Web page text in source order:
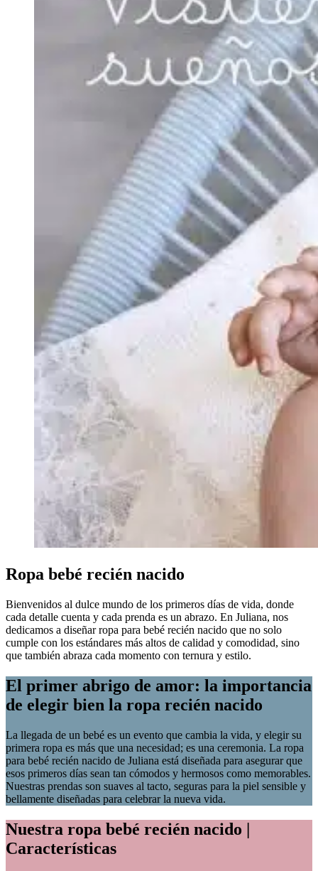
Ropa bebé recién nacido
Bienvenidos al dulce mundo de los primeros días de vida, donde
cada detalle cuenta y cada prenda es un abrazo. En Juliana, nos
dedicamos a diseñar ropa para bebé recién nacido que no solo
cumple con los estándares más altos de calidad y comodidad, sino
que también abraza cada momento con ternura y estilo.
El primer abrigo de amor: la importancia
de elegir bien la ropa recién nacido
La llegada de un bebé es un evento que cambia la vida, y elegir su
primera ropa es más que una necesidad; es una ceremonia. La ropa
para bebé recién nacido de Juliana está diseñada para asegurar que
esos primeros días sean tan cómodos y hermosos como memorables.
Nuestras prendas son suaves al tacto, seguras para la piel sensible y
bellamente diseñadas para celebrar la nueva vida.
Nuestra ropa bebé recién nacido |
Características